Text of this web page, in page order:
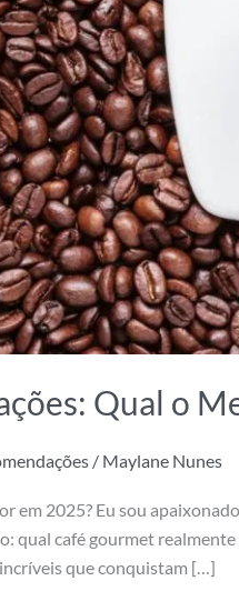
Qual o
/ Maylane Nunes
em 2025? Eu sou
qual café gourmet
que conquistam […]